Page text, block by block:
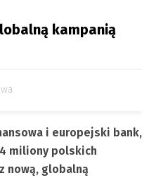
kampanią
i europejski bank,
miliony polskich
nową, globalną